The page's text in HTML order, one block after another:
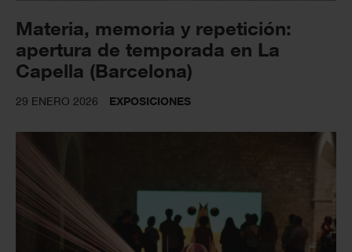
Materia, memoria y repetición:
apertura de temporada en La
Capella (Barcelona)
29 ENERO 2026 EXPOSICIONES